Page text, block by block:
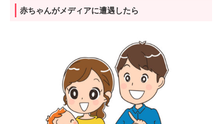
赤ちゃんがメディアに遭遇したら